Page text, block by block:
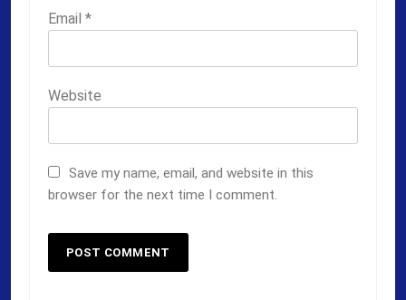
Email *
Website
Save my name, email, and website in this
browser for the next time I comment.